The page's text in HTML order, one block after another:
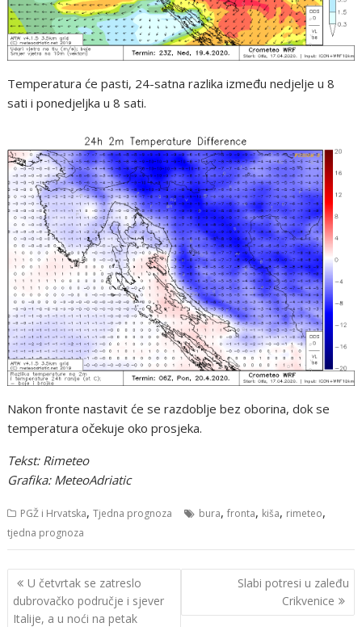
Temperatura će pasti, 24-satna razlika između nedjelje u 8
sati i ponedjeljka u 8 sati.
Nakon fronte nastavit će se razdoblje bez oborina, dok se
temperatura očekuje oko prosjeka.
Tekst: Rimeteo
Grafika: MeteoAdriatic
PGŽ i Hrvatska,Tjedna prognoza bura,fronta, kiša, rimeteo,
tjedna prognoza
Navigacija
objava
U četvrtak se zatreslo
dubrovačko područje i sjever
Italije, a u noći na petak
Slabi potresi u zaleđu
Crikvenice